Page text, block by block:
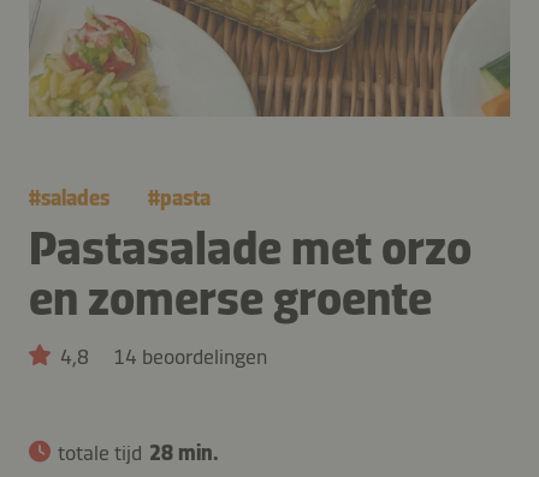
#salades #pasta
Pastasalade met orzo
en zomerse groente
4,8 14 beoordelingen
totale tijd 28 min.